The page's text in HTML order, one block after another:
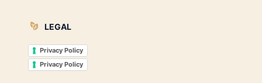
LEGAL
Privacy Policy
Privacy Policy